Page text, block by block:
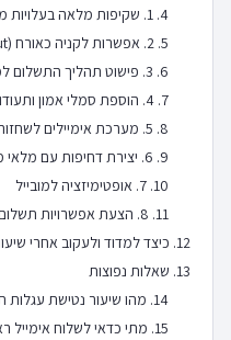
1. שקיפות מלאה בעלויות מההתחלה
2. אפשרות לקניה כאורח (Guest Checkout)
3. פישוט תהליך התשלום למקסימום
4. הוספת סמלי אמון ותעודות אבטחה
5. מערכת אימיילים לשחזור עגלה נטושה
6. יצירת דחיפות עם מלאי מוגבל
7. אופטימיזציה למובייל
8. הצעת אפשרויות תשלום מגוונות
כיצד למדוד ולעקוב אחרי
שאלות נפוצות
מהו שיעור נטישת עגלות
מתי כדאי לשלוח אימייל